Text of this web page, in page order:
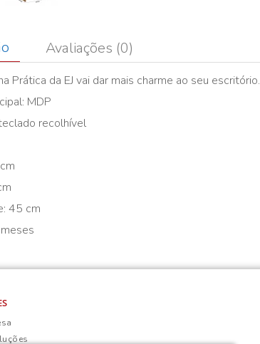
Avaliações (0)
Prática da EJ vai dar mais charme ao seu escritório.
MDP
recolhível
45 cm